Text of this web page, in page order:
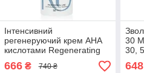
Інтенсивний
регенеруючий крем АНА
кислотами Regenerating
AHA Cream, 50 мл
666₴ 740 ₴
30
30,
648